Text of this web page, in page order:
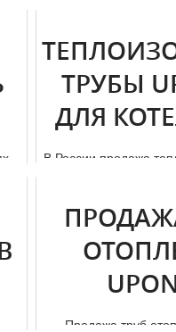
ТРУБЫ
ДЛЯ
В России продажа
Продажа тpуб